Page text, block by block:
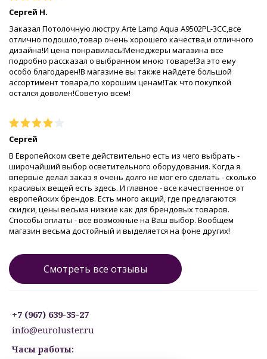
Сергей Н.
Заказал Потолочную люстру Arte Lamp Aqua A9502PL-3CC,все
отлично подошло,товар очень хорошего качества,и отличного
дизайна!И цена понравилась!Менеджеры магазина все
подробно рассказал о выбранном мною товаре!За это ему
особо благодарен!В магазине вы также найдете большой
ассортимент товара,по хорошим ценам!Так что покупкой
остался доволен!Советую всем!
Сергей
В Европейском свете действительно есть из чего выбрать -
широчайший выбор осветительного оборудования. Когда я
впервые делал заказ я очень долго не мог его сделать - сколько
красивых вещей есть здесь. И главное - все качественное от
европейских брендов. Есть много акций, где предлагаются
скидки, цены весьма низкие как для брендовых товаров.
Способы оплаты - все возможные на Ваш выбор. Вообщем
магазин весьма достойный и выделяется на фоне других!
Смотреть все отзывы
+7 (967) 639-35-27
info@euroluster.ru
Часы работы: